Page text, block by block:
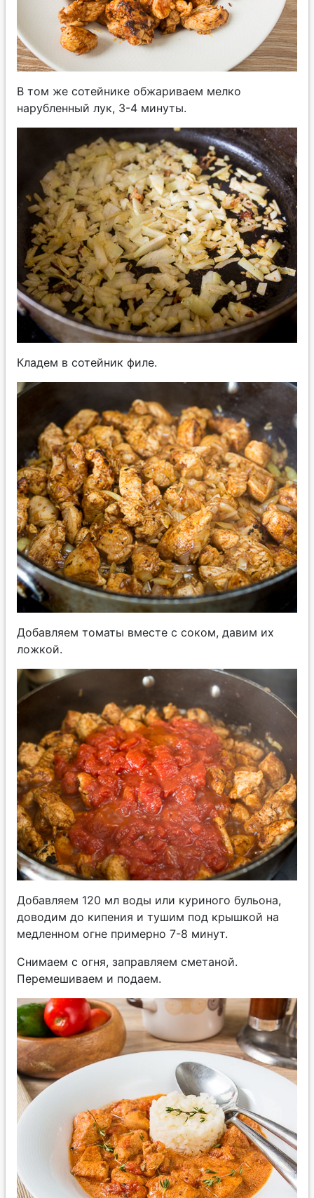
В том же сотейнике обжариваем мелко
нарубленный лук, 3-4 минуты.
Кладем в сотейник филе.
Добавляем томаты вместе с соком, давим их
ложкой.
Добавляем 120 мл воды или куриного бульона,
доводим до кипения и тушим под крышкой на
медленном огне примерно 7-8 минут.
Снимаем с огня, заправляем сметаной.
Перемешиваем и подаем.